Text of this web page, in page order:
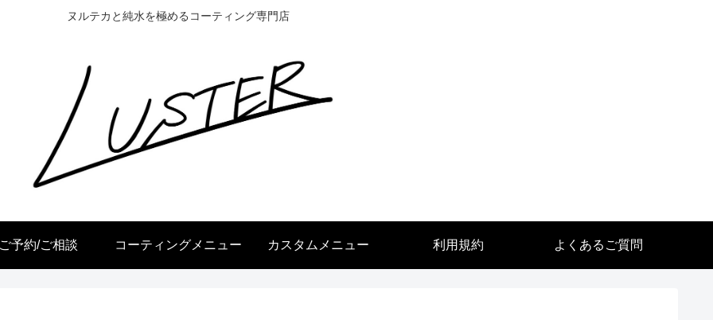
ヌルテカと純水を極めるコーティング専門店
予約/ご相談 コーティングメニュー カスタムメニュー 利用規約 よくあるご質問